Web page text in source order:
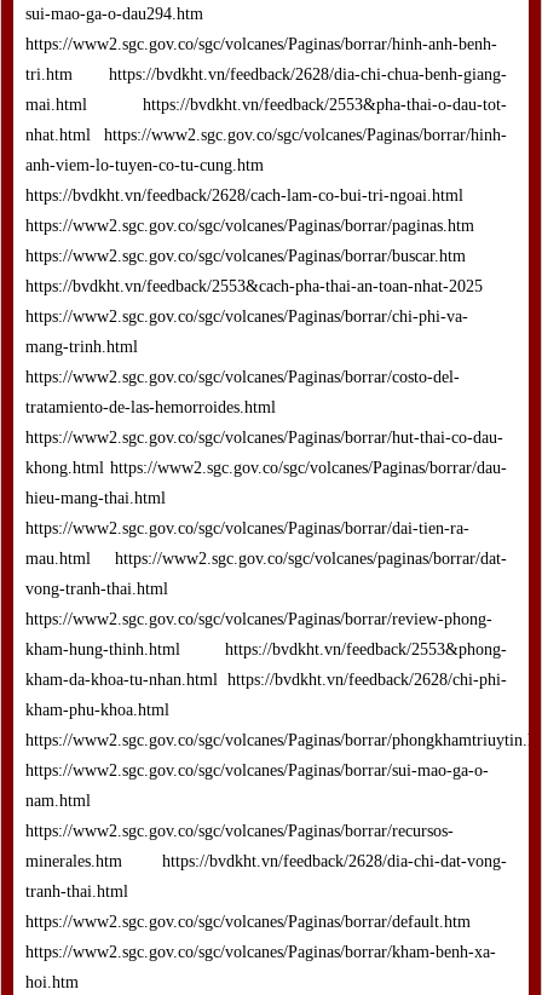
sui-mao-ga-o-dau294.htm
https://www2.sgc.gov.co/sgc/volcanes/Paginas/borrar/hinh-anh-benh-
tri.htm https://bvdkht.vn/feedback/2628/dia-chi-chua-benh-giang-
mai.html https://bvdkht.vn/feedback/2553&pha-thai-o-dau-tot-
nhat.html https://www2.sgc.gov.co/sgc/volcanes/Paginas/borrar/hinh-
anh-viem-lo-tuyen-co-tu-cung.htm
https://bvdkht.vn/feedback/2628/cach-lam-co-bui-tri-ngoai.html
https://www2.sgc.gov.co/sgc/volcanes/Paginas/borrar/paginas.htm
https://www2.sgc.gov.co/sgc/volcanes/Paginas/borrar/buscar.htm
https://bvdkht.vn/feedback/2553&cach-pha-thai-an-toan-nhat-2025
https://www2.sgc.gov.co/sgc/volcanes/Paginas/borrar/chi-phi-va-
mang-trinh.html
https://www2.sgc.gov.co/sgc/volcanes/Paginas/borrar/costo-del-
tratamiento-de-las-hemorroides.html
https://www2.sgc.gov.co/sgc/volcanes/Paginas/borrar/hut-thai-co-dau-
khong.html https://www2.sgc.gov.co/sgc/volcanes/Paginas/borrar/dau-
hieu-mang-thai.html
https://www2.sgc.gov.co/sgc/volcanes/Paginas/borrar/dai-tien-ra-
mau.html https://www2.sgc.gov.co/sgc/volcanes/paginas/borrar/dat-
vong-tranh-thai.html
https://www2.sgc.gov.co/sgc/volcanes/Paginas/borrar/review-phong-
kham-hung-thinh.html https://bvdkht.vn/feedback/2553&phong-
kham-da-khoa-tu-nhan.html https://bvdkht.vn/feedback/2628/chi-phi-
kham-phu-khoa.html
https://www2.sgc.gov.co/sgc/volcanes/Paginas/borrar/
https://www2.sgc.gov.co/sgc/volcanes/Paginas/borrar/sui-mao-ga-o-
nam.html
https://www2.sgc.gov.co/sgc/volcanes/Paginas/borrar/recursos-
minerales.htm https://bvdkht.vn/feedback/2628/dia-chi-dat-vong-
tranh-thai.html
https://www2.sgc.gov.co/sgc/volcanes/Paginas/borrar/default.htm
https://www2.sgc.gov.co/sgc/volcanes/Paginas/borrar/kham-benh-xa-
hoi.htm